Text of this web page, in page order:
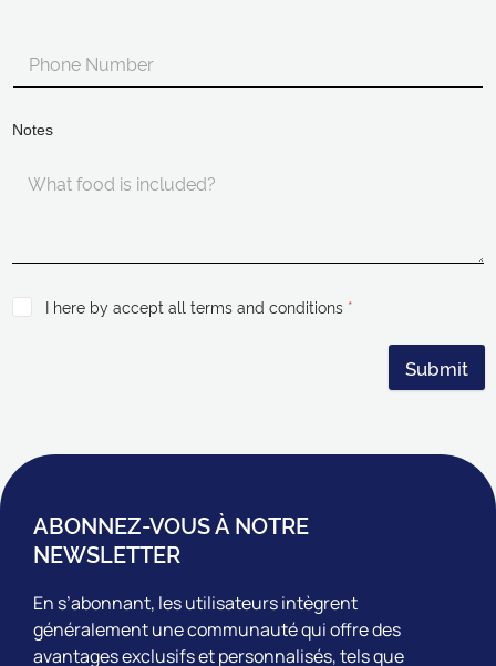
Notes
I here by accept all terms and conditions *
Submit
ABONNEZ-VOUS À NOTRE
NEWSLETTER
En s’abonnant, les utilisateurs intègrent
généralement une communauté qui offre des
avantages exclusifs et personnalisés, tels que